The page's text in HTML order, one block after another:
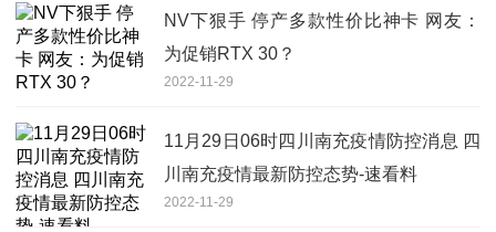
NV下狠手 停产多款性价比神卡 网友：
为促销RTX 30？
2022-11-29
11月29日06时四川南充疫情防控消息 四
川南充疫情最新防控态势-速看料
2022-11-29